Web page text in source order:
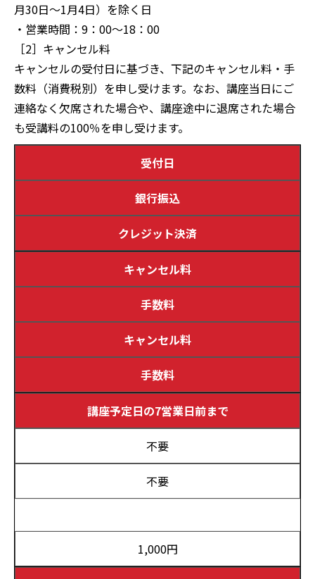
月30日～1月4日）を除く日
・営業時間：9：00～18：00
［2］キャンセル料
キャンセルの受付日に基づき、下記のキャンセル料・手
数料（消費税別）を申し受けます。なお、講座当日にご
連絡なく欠席された場合や、講座途中に退席された場合
も受講料の100％を申し受けます。
受付日
銀行振込
クレジット決済
キャンセル料
手数料
キャンセル料
手数料
講座予定日の7営業日前まで
不要
不要
1,000円